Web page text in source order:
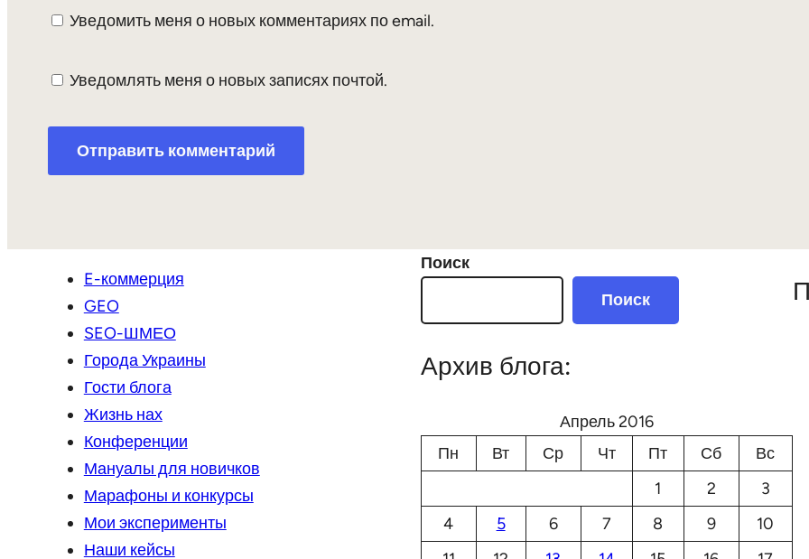
Уведомить меня о новых комментариях по email.
Уведомлять меня о новых записях почтой.
E-коммерция
GEO
SEO-ШМЕО
Города Украины
Гости блога
Жизнь нах
Конференции
Мануалы для новичков
Марафоны и конкурсы
Мои эксперименты
Наши кейсы
Поиск
Поиск
Архив блога:
Апрель 2016
Пн
Вт Ср Чт Пт Сб
Вс
1
2
3
4
5 6 7 8 9
10